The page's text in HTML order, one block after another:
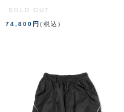
SOLD OUT
74,800円(税込)